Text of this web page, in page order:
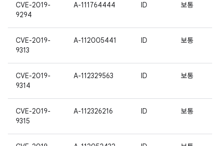
CVE-2019-
9294
A-111764444 ID 보통
CVE-2019-
9313
A-112005441 ID 보통
CVE-2019-
9314
A-112329563 ID 보통
CVE-2019-
9315
A-112326216 ID 보통